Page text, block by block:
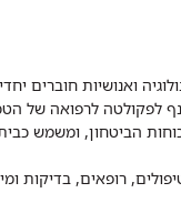
ואנושיות חוברים
רופאים,